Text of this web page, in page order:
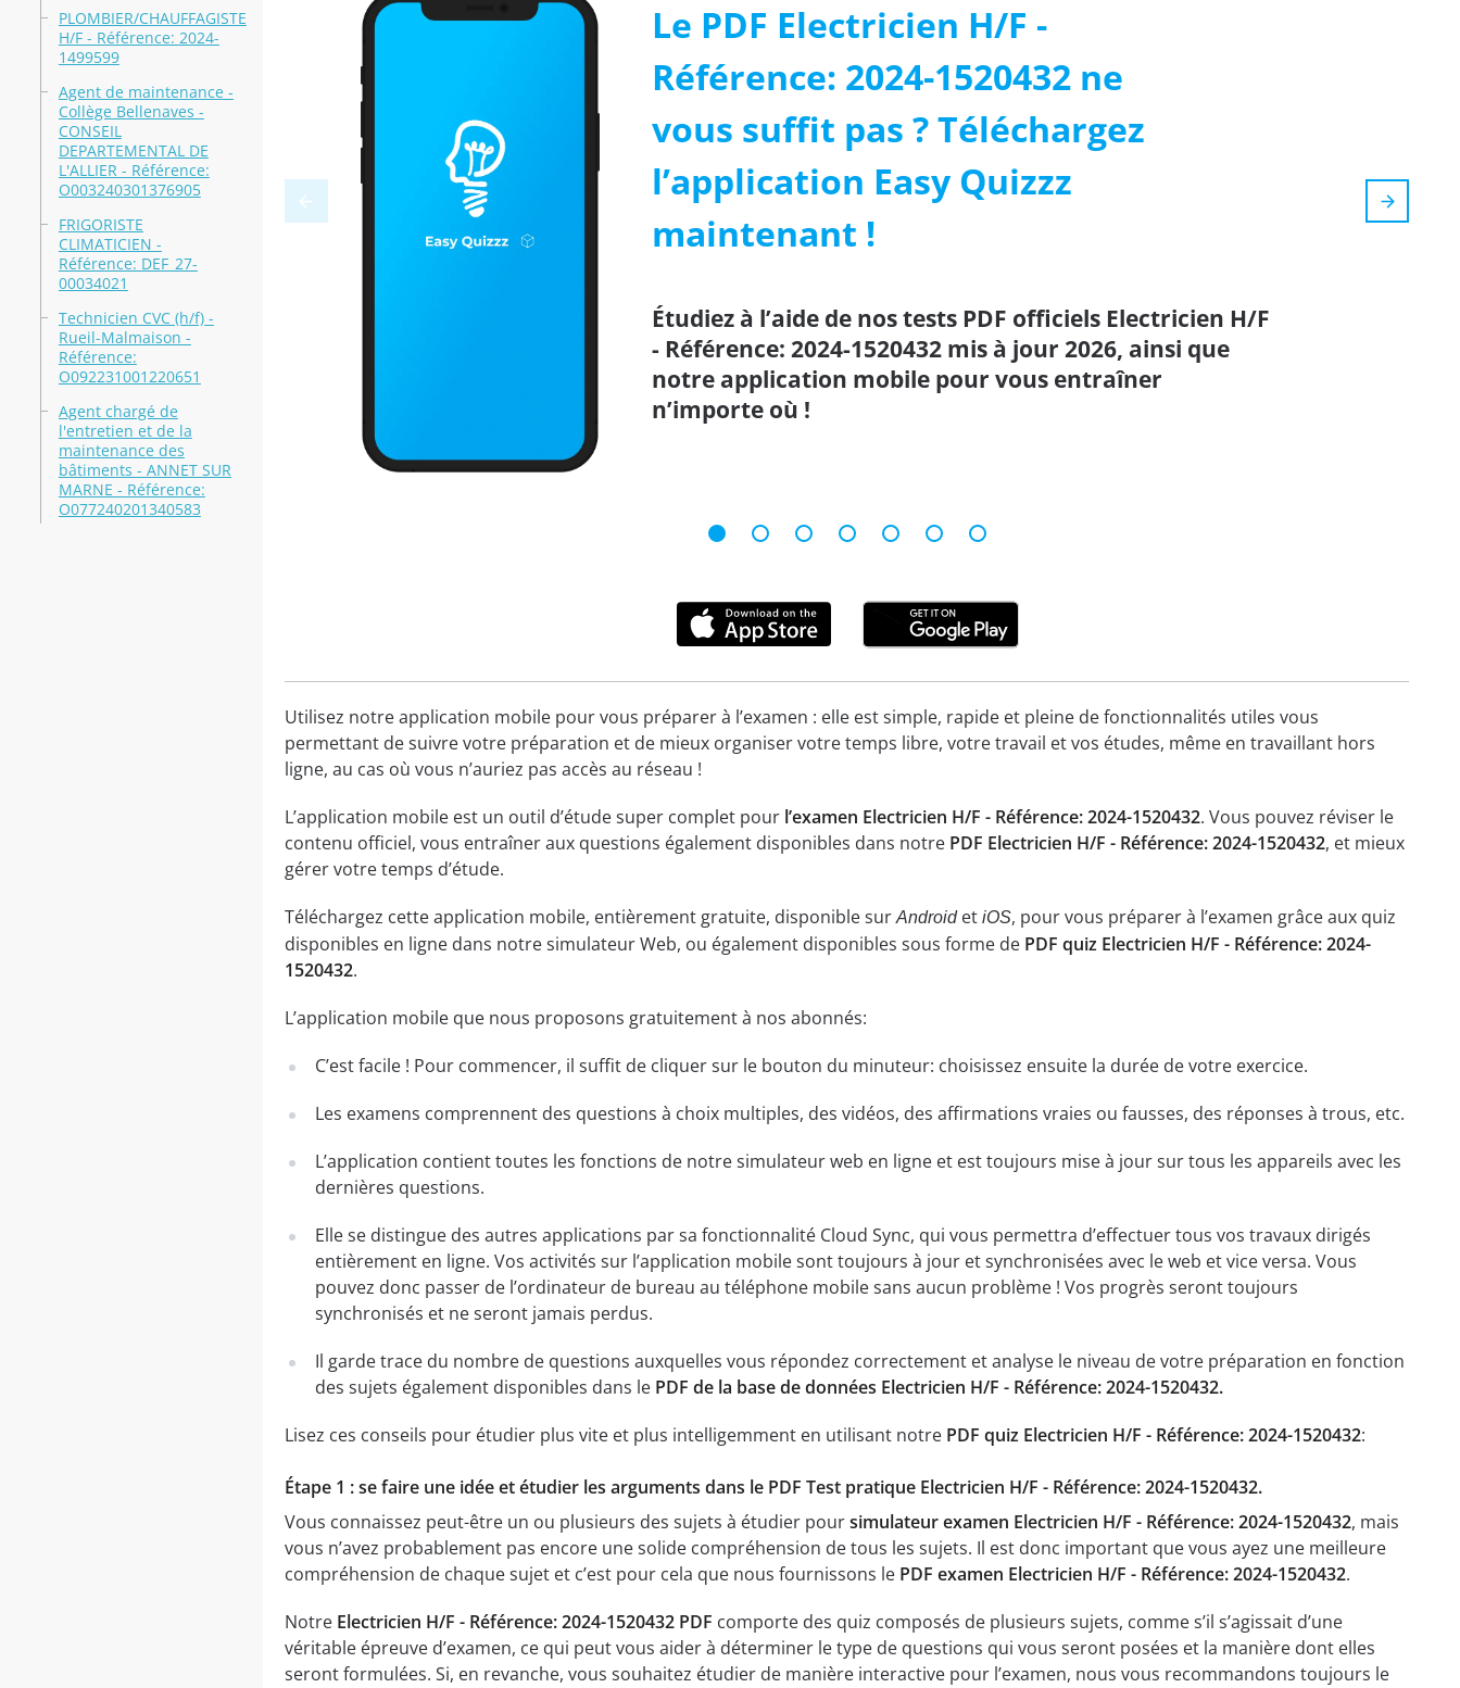
PLOMBIER/CHAUFFAGISTE
H/F - Référence: 2024-
1499599
Agent de maintenance -
Collège Bellenaves -
CONSEIL
DEPARTEMENTAL DE
L'ALLIER - Référence:
O003240301376905
FRIGORISTE
CLIMATICIEN -
Référence: DEF_27-
00034021
Technicien CVC (h/f) -
Rueil-Malmaison -
Référence:
O092231001220651
Agent chargé de
l'entretien et de la
maintenance des
bâtiments - ANNET SUR
MARNE - Référence:
O077240201340583
Le PDF Electricien H/F -
Référence: 2024-1520432 ne
vous suffit pas ? Téléchargez
l’application Easy Quizzz
maintenant !
Étudiez à l’aide de nos tests PDF officiels Electricien H/F
- Référence: 2024-1520432 mis à jour 2026, ainsi que
notre application mobile pour vous entraîner
n’importe où !
Utilisez notre application mobile pour vous préparer à l’examen : elle est simple, rapide et pleine de fonctionnalités utiles vous
permettant de suivre votre préparation et de mieux organiser votre temps libre, votre travail et vos études, même en travaillant hors
ligne, au cas où vous n’auriez pas accès au réseau !
L’application mobile est un outil d’étude super complet pour l’examen Electricien H/F - Référence: 2024-1520432. Vous pouvez réviser le
contenu officiel, vous entraîner aux questions également disponibles dans notre PDF Electricien H/F - Référence: 2024-1520432, et mieux
gérer votre temps d’étude.
Téléchargez cette application mobile, entièrement gratuite, disponible surAndroidet iOS, pour vous préparer à l’examen grâce aux quiz
disponibles en ligne dans notre simulateur Web, ou également disponibles sous forme de PDF quiz Electricien H/F - Référence: 2024-
1520432.
L’application mobile que nous proposons gratuitement à nos abonnés:
C’est facile ! Pour commencer, il suffit de cliquer sur le bouton du minuteur: choisissez ensuite la durée de votre exercice.
Les examens comprennent des questions à choix multiples, des vidéos, des affirmations vraies ou fausses, des réponses à trous, etc.
L’application contient toutes les fonctions de notre simulateur web en ligne et est toujours mise à jour sur tous les appareils avec les
dernières questions.
Elle se distingue des autres applications par sa fonctionnalité Cloud Sync, qui vous permettra d’effectuer tous vos travaux dirigés
entièrement en ligne. Vos activités sur l’application mobile sont toujours à jour et synchronisées avec le web et vice versa. Vous
pouvez donc passer de l’ordinateur de bureau au téléphone mobile sans aucun problème ! Vos progrès seront toujours
synchronisés et ne seront jamais perdus.
Il garde trace du nombre de questions auxquelles vous répondez correctement et analyse le niveau de votre préparation en fonction
des sujets également disponibles dans le PDF de la base de données Electricien H/F - Référence: 2024-1520432.
Lisez ces conseils pour étudier plus vite et plus intelligemment en utilisant notre PDF quiz Electricien H/F - Référence: 2024-1520432:
Étape 1 : se faire une idée et étudier les arguments dans le PDF Test pratique Electricien H/F - Référence: 2024-1520432.
Vous connaissez peut-être un ou plusieurs des sujets à étudier poursimulateur examen Electricien H/F - Référence: 2024-1520432, mais
vous n’avez probablement pas encore une solide compréhension de tous les sujets. Il est donc important que vous ayez une meilleure
compréhension de chaque sujet et c’est pour cela que nous fournissons le PDF examen Electricien H/F - Référence: 2024-1520432.
Notre Electricien H/F - Référence: 2024-1520432 PDF comporte des quiz composés de plusieurs sujets, comme s’il s’agissait d’une
véritable épreuve d’examen, ce qui peut vous aider à déterminer le type de questions qui vous seront posées et la manière dont elles
seront formulées. Si, en revanche, vous souhaitez étudier de manière interactive pour l’examen, nous vous recommandons toujours le